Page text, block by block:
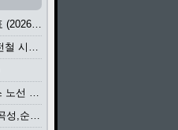
경의중앙선 왕십리역 전철 시간표 (2026.4.20~)
1호선 동인천역 특급/급행/일반 전철 시간표 (2026.2.28~)
남도한바퀴 - 광주·전남 여행 버스 노선 (2026.3.1~5.31)
유스퀘어 광주종합버스터미널 - 곡성,순천／화순,보성,율포 방면 시외버스 시간표 (2026.1.31)